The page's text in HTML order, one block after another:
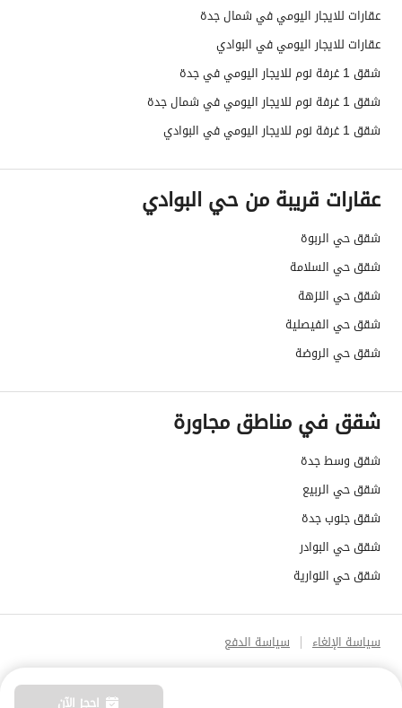
عقارات للايجار اليومي في شمال جدة
عقارات للايجار اليومي في البوادي
شقق 1 غرفة نوم للايجار اليومي في جدة
شقق 1 غرفة نوم للايجار اليومي في شمال جدة
شقق 1 غرفة نوم للايجار اليومي في البوادي
عقارات قريبة من حي البوادي
شقق حي الربوة
شقق حي السلامة
شقق حي النزهة
شقق حي الفيصلية
شقق حي الروضة
شقق في مناطق مجاورة
شقق وسط جدة
شقق حي الربيع
شقق جنوب جدة
شقق حي البوادر
شقق حي النوارية
سياسة الإلغاء سياسة الدفع
احجز الآن